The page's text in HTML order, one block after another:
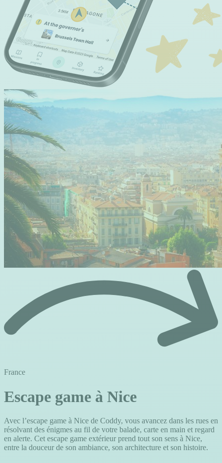
France
Escape game à Nice
Avec l’escape game à Nice de Coddy, vous avancez dans les rues en
résolvant des énigmes au fil de votre balade, carte en main et regard
en alerte. Cet escape game extérieur prend tout son sens à Nice,
entre la douceur de son ambiance, son architecture et son histoire.